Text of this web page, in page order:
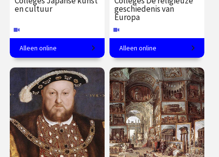
en cultuur
In 8 colleges van tempel tot
theeceremonie.
€ 288.00
vanaf 27
jan.
Online
Alleen online
geschiedenis van
Europa
Een meer dan christelijk
continent.
€ 217.00
vanaf 21
sep.
Online
Alleen online